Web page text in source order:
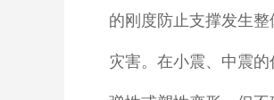
的刚度防止支撑发生
灾害。在小震、中震